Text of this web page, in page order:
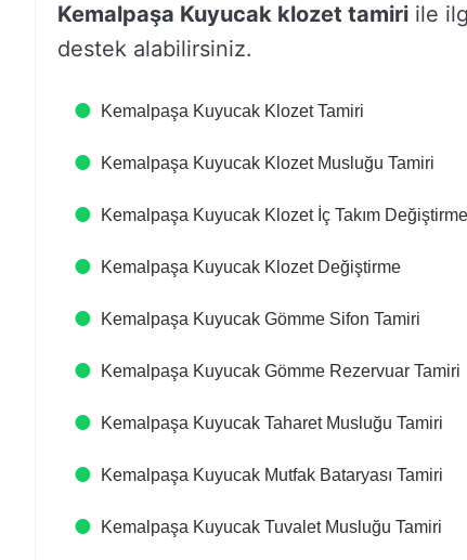
Kemalpaşa Kuyucak klozet tamiri ile
destek alabilirsiniz.
Kemalpaşa Kuyucak Klozet Tamiri
Kemalpaşa Kuyucak Klozet Musluğu Tamiri
Kemalpaşa Kuyucak Klozet İç Takım Değiştirme
Kemalpaşa Kuyucak Klozet Değiştirme
Kemalpaşa Kuyucak Gömme Sifon Tamiri
Kemalpaşa Kuyucak Gömme Rezervuar Tamiri
Kemalpaşa Kuyucak Taharet Musluğu Tamiri
Kemalpaşa Kuyucak Mutfak Bataryası Tamiri
Kemalpaşa Kuyucak Tuvalet Musluğu Tamiri